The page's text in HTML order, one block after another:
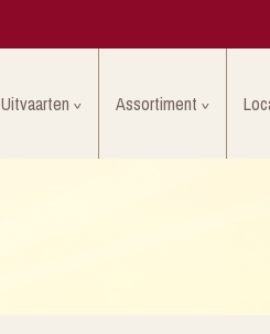
Uitvaarten Assortiment